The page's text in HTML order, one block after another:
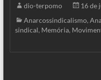
dio-terpomo
16 de
Anarcossindicalismo,
sindical, Memória,